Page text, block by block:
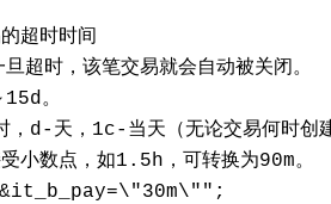
超时时间
超时，该笔交易就会自动被关闭。
。
d-天，1c-当天（无论交易何时创
小数点，如1.5h，可转换为90m。